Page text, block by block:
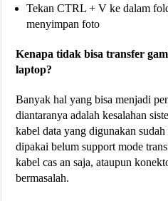
Tekan CTRL + V ke dalam
menyimpan foto
Kenapa tidak bisa transfer
laptop?
Banyak hal yang bisa menjadi
diantaranya adalah kesalahan
kabel data yang digunakan
dipakai belum support mode
kabel cas an saja, ataupun
bermasalah.